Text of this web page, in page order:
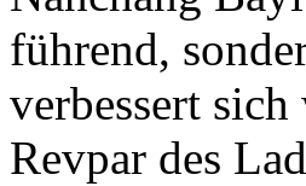
führend,
verbessert
Revpar des